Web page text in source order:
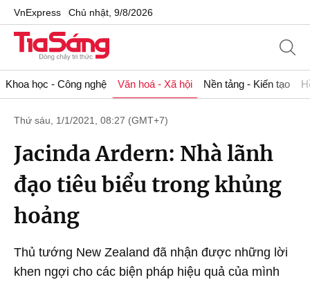
VnExpress Chủ nhật, 9/8/2026
Khoa học - Công nghệ Văn hoá - Xã hội Nền tảng - Kiến tạo
Thứ sáu, 1/1/2021, 08:27 (GMT+7)
Jacinda Ardern: Nhà lãnh
đạo tiêu biểu trong khủng
hoảng
Thủ tướng New Zealand đã nhận được những lời
khen ngợi cho các biện pháp hiệu quả của mình